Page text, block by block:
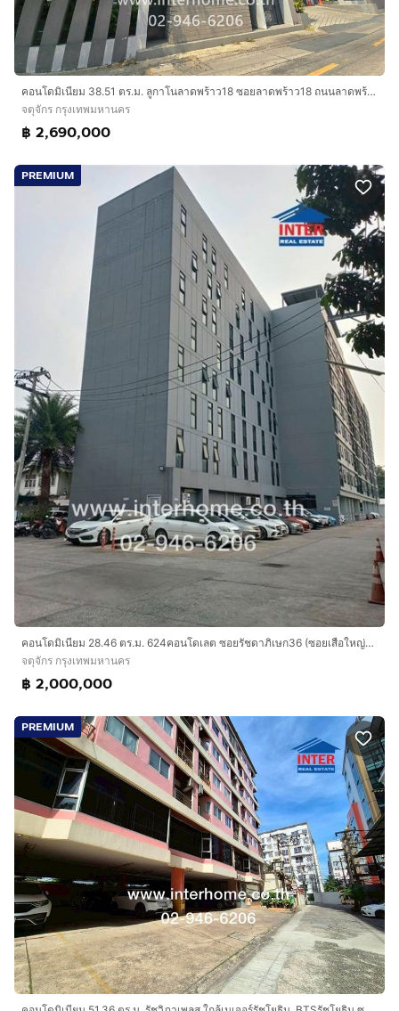
คอนโดมิเนียม 38.51 ตร.ม. ลูกาโนลาดพร้าว18 ซอยลาดพร้าว18 ถนนลาดพร้าว ถนนรัชดาภิเษก เขตจตุจักร กรุงเทพมหานคร
จตุจักร กรุงเทพมหานคร
฿ 2,690,000
PREMIUM
คอนโดมิเนียม 28.46 ตร.ม. 624คอนโดเลต ซอยรัชดาภิเษก36 (ซอยเสือใหญ่อุทิศ) ถนนรัชดาภิเษก เขตจตุจักร กรุงเทพมหานคร
จตุจักร กรุงเทพมหานคร
฿ 2,000,000
PREMIUM